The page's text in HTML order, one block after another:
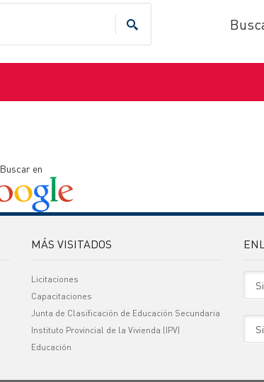
Buscar en
MÁS VISITADOS
Licitaciones
Capacitaciones
Junta de Clasificación de Educación Secundaria
Instituto Provincial de la Vivienda (IPV)
Educación